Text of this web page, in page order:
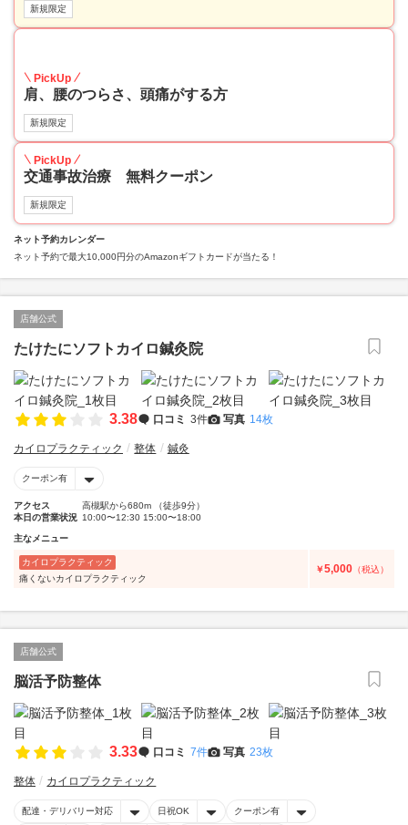
新規限定
PickUp
肩、腰のつらさ、頭痛がする方
新規限定
PickUp
交通事故治療 無料クーポン
新規限定
ネット予約カレンダー
ネット予約で最大10,000円分のAmazonギフトカードが当たる！
店舗公式
たけたにソフトカイロ鍼灸院
3.38 口コミ 3件 写真 14枚
カイロプラクティック 整体 鍼灸
クーポン有
アクセス
高槻駅から680m （徒歩9分）
本日の営業状況 10:00〜12:30 15:00〜18:00
主なメニュー
カイロプラクティック
痛くないカイロプラクティック
￥5,000 （税込）
店舗公式
脳活予防整体
3.33 口コミ 7件 写真 23枚
整体 カイロプラクティック
配達・デリバリー対応 日祝OK クーポン有